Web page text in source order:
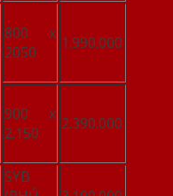
800 x
2050
1.990.000
900 x
2.150
2.390.000
SYB